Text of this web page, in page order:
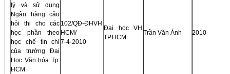
lý và sử dụng
Ngân hàng câu
hỏi thi cho các
học phần theo
học chế tín chỉ
của trường Đại
Học Văn hóa Tp.
HCM
102/QĐ-ĐHVH
HCM/
7-4-2010
Đại học VH
TP.HCM
Trần Văn Ánh 2010